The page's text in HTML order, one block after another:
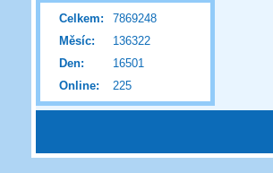
Online: 225
Celkem:
7869248
Měsíc:
136322
Den:
16501